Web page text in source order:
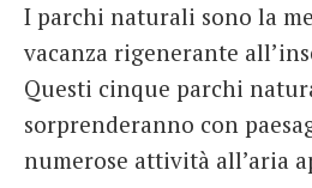
I parchi naturali sono la
vacanza rigenerante
Questi cinque parchi
sorprenderanno con
numerose attività all’aria